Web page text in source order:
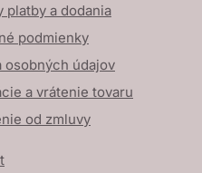
platby a dodania
podmienky
osobných údajov
a vrátenie tovaru
od zmluvy